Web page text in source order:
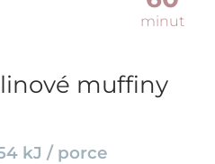
minut
muffiny
kJ / porce